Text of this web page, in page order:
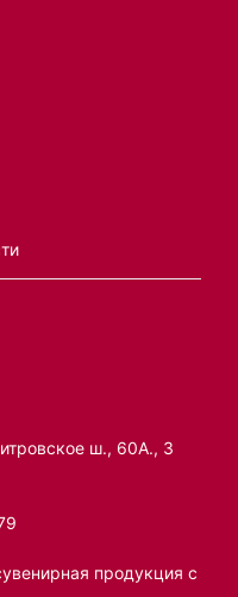
ш., 60А., 3
продукция с